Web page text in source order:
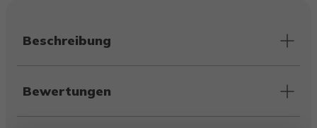
Beschreibung
Bewertungen